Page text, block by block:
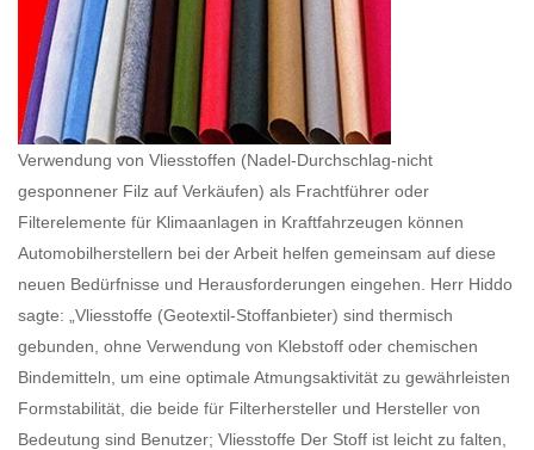
Verwendung von Vliesstoffen (Nadel-Durchschlag-nicht
gesponnener Filz auf Verkäufen) als Frachtführer oder
Filterelemente für Klimaanlagen in Kraftfahrzeugen können
Automobilherstellern bei der Arbeit helfen gemeinsam auf diese
neuen Bedürfnisse und Herausforderungen eingehen. Herr Hiddo
sagte: „Vliesstoffe (Geotextil-Stoffanbieter) sind thermisch
gebunden, ohne Verwendung von Klebstoff oder chemischen
Bindemitteln, um eine optimale Atmungsaktivität zu gewährleisten
Formstabilität, die beide für Filterhersteller und Hersteller von
Bedeutung sind Benutzer; Vliesstoffe Der Stoff ist leicht zu falten,